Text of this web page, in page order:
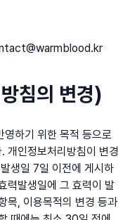
침의 변경)
하기 위한 목적 등으로
개인정보처리방침이 변경
생일 7일 이전에 게시하
력발생일에 그 효력이 발
목, 이용목적의 변경 등과